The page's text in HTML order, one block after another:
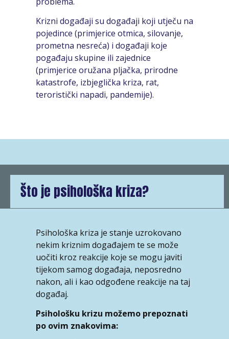
Krizni događaji su događaji koji utječu na
pojedince (primjerice otmica, silovanje,
prometna nesreća) i događaji koje
pogađaju skupine ili zajednice
(primjerice oružana pljačka, prirodne
katastrofe, izbjeglička kriza, rat,
teroristički napadi, pandemije).
Što je psihološka kriza?
Psihološka kriza je stanje uzrokovano
nekim kriznim događajem te se može
uočiti kroz reakcije koje se mogu javiti
tijekom samog događaja, neposredno
nakon, ali i kao odgođene reakcije na taj
događaj.
Psihološku krizu možemo prepoznati
po ovim znakovima: